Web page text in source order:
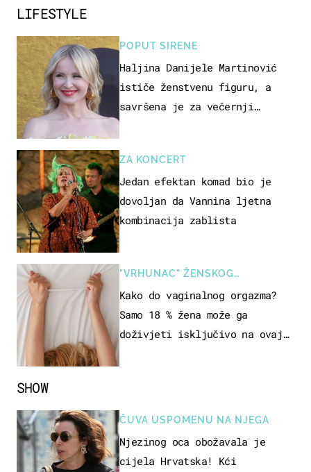
SHOW
ČUVA USPOMENU NA NJEGA
Njezinog oca obožavala je
cijela Hrvatska! Kći
LIFESTYLE
POPUT SIRENE
Haljina Danijele Martinović
ističe ženstvenu figuru, a
savršena je za večernji
ZA KONCERT
Jedan efektan komad bio je
dovoljan da Vannina ljetna
kombinacija zablista
"VRHUNAC" ŽENSKOG
SEKSUALNOG ISKUSTVA
Kako do vaginalnog orgazma?
Samo 18 % žena može ga
doživjeti isključivo na ovaj